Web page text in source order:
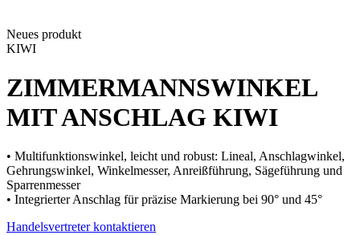
Neues produkt
KIWI
ZIMMERMANNSWINKEL
MIT ANSCHLAG KIWI
• Multifunktionswinkel, leicht und robust: Lineal, Anschlagwinkel,
Gehrungswinkel, Winkelmesser, Anreißführung, Sägeführung und
Sparrenmesser
• Integrierter Anschlag für präzise Markierung bei 90° und 45°
Handelsvertreter kontaktieren